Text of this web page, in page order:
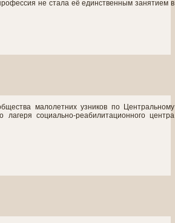
не стала её единственным занятием в
малолетних узников по Центральному
социально-реабилитационного центра